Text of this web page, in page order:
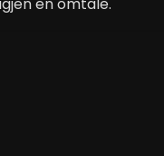
en omtale.